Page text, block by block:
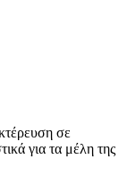
σε
για τα μέλη της